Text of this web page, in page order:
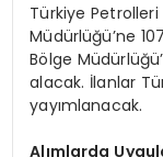
Türkiye Petrolleri
Müdürlüğü’ne
Bölge
alacak. İlanlar
yayımlanacak.
Alımlarda